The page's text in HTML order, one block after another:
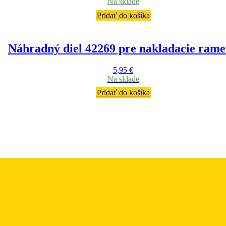
Pridať do košíka
Náhradný diel 42269 pre nakladacie
5,95 €
Na sklade
Pridať do košíka